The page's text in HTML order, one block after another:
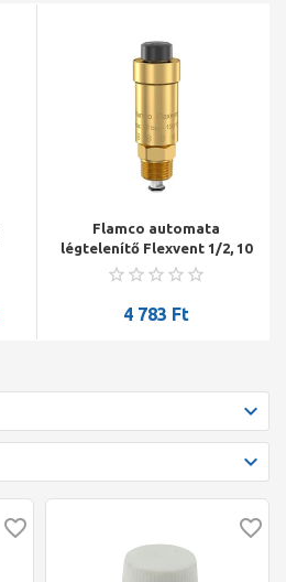
Flamco automata
légtelenítő Flexvent 1/2, 10
bar
4 783 Ft